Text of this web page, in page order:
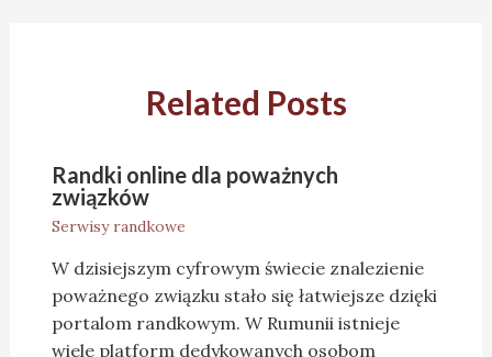
Related Posts
Randki online dla poważnych
związków
Serwisy randkowe
W dzisiejszym cyfrowym świecie znalezienie
poważnego związku stało się łatwiejsze dzięki
portalom randkowym. W Rumunii istnieje
wiele platform dedykowanych osobom